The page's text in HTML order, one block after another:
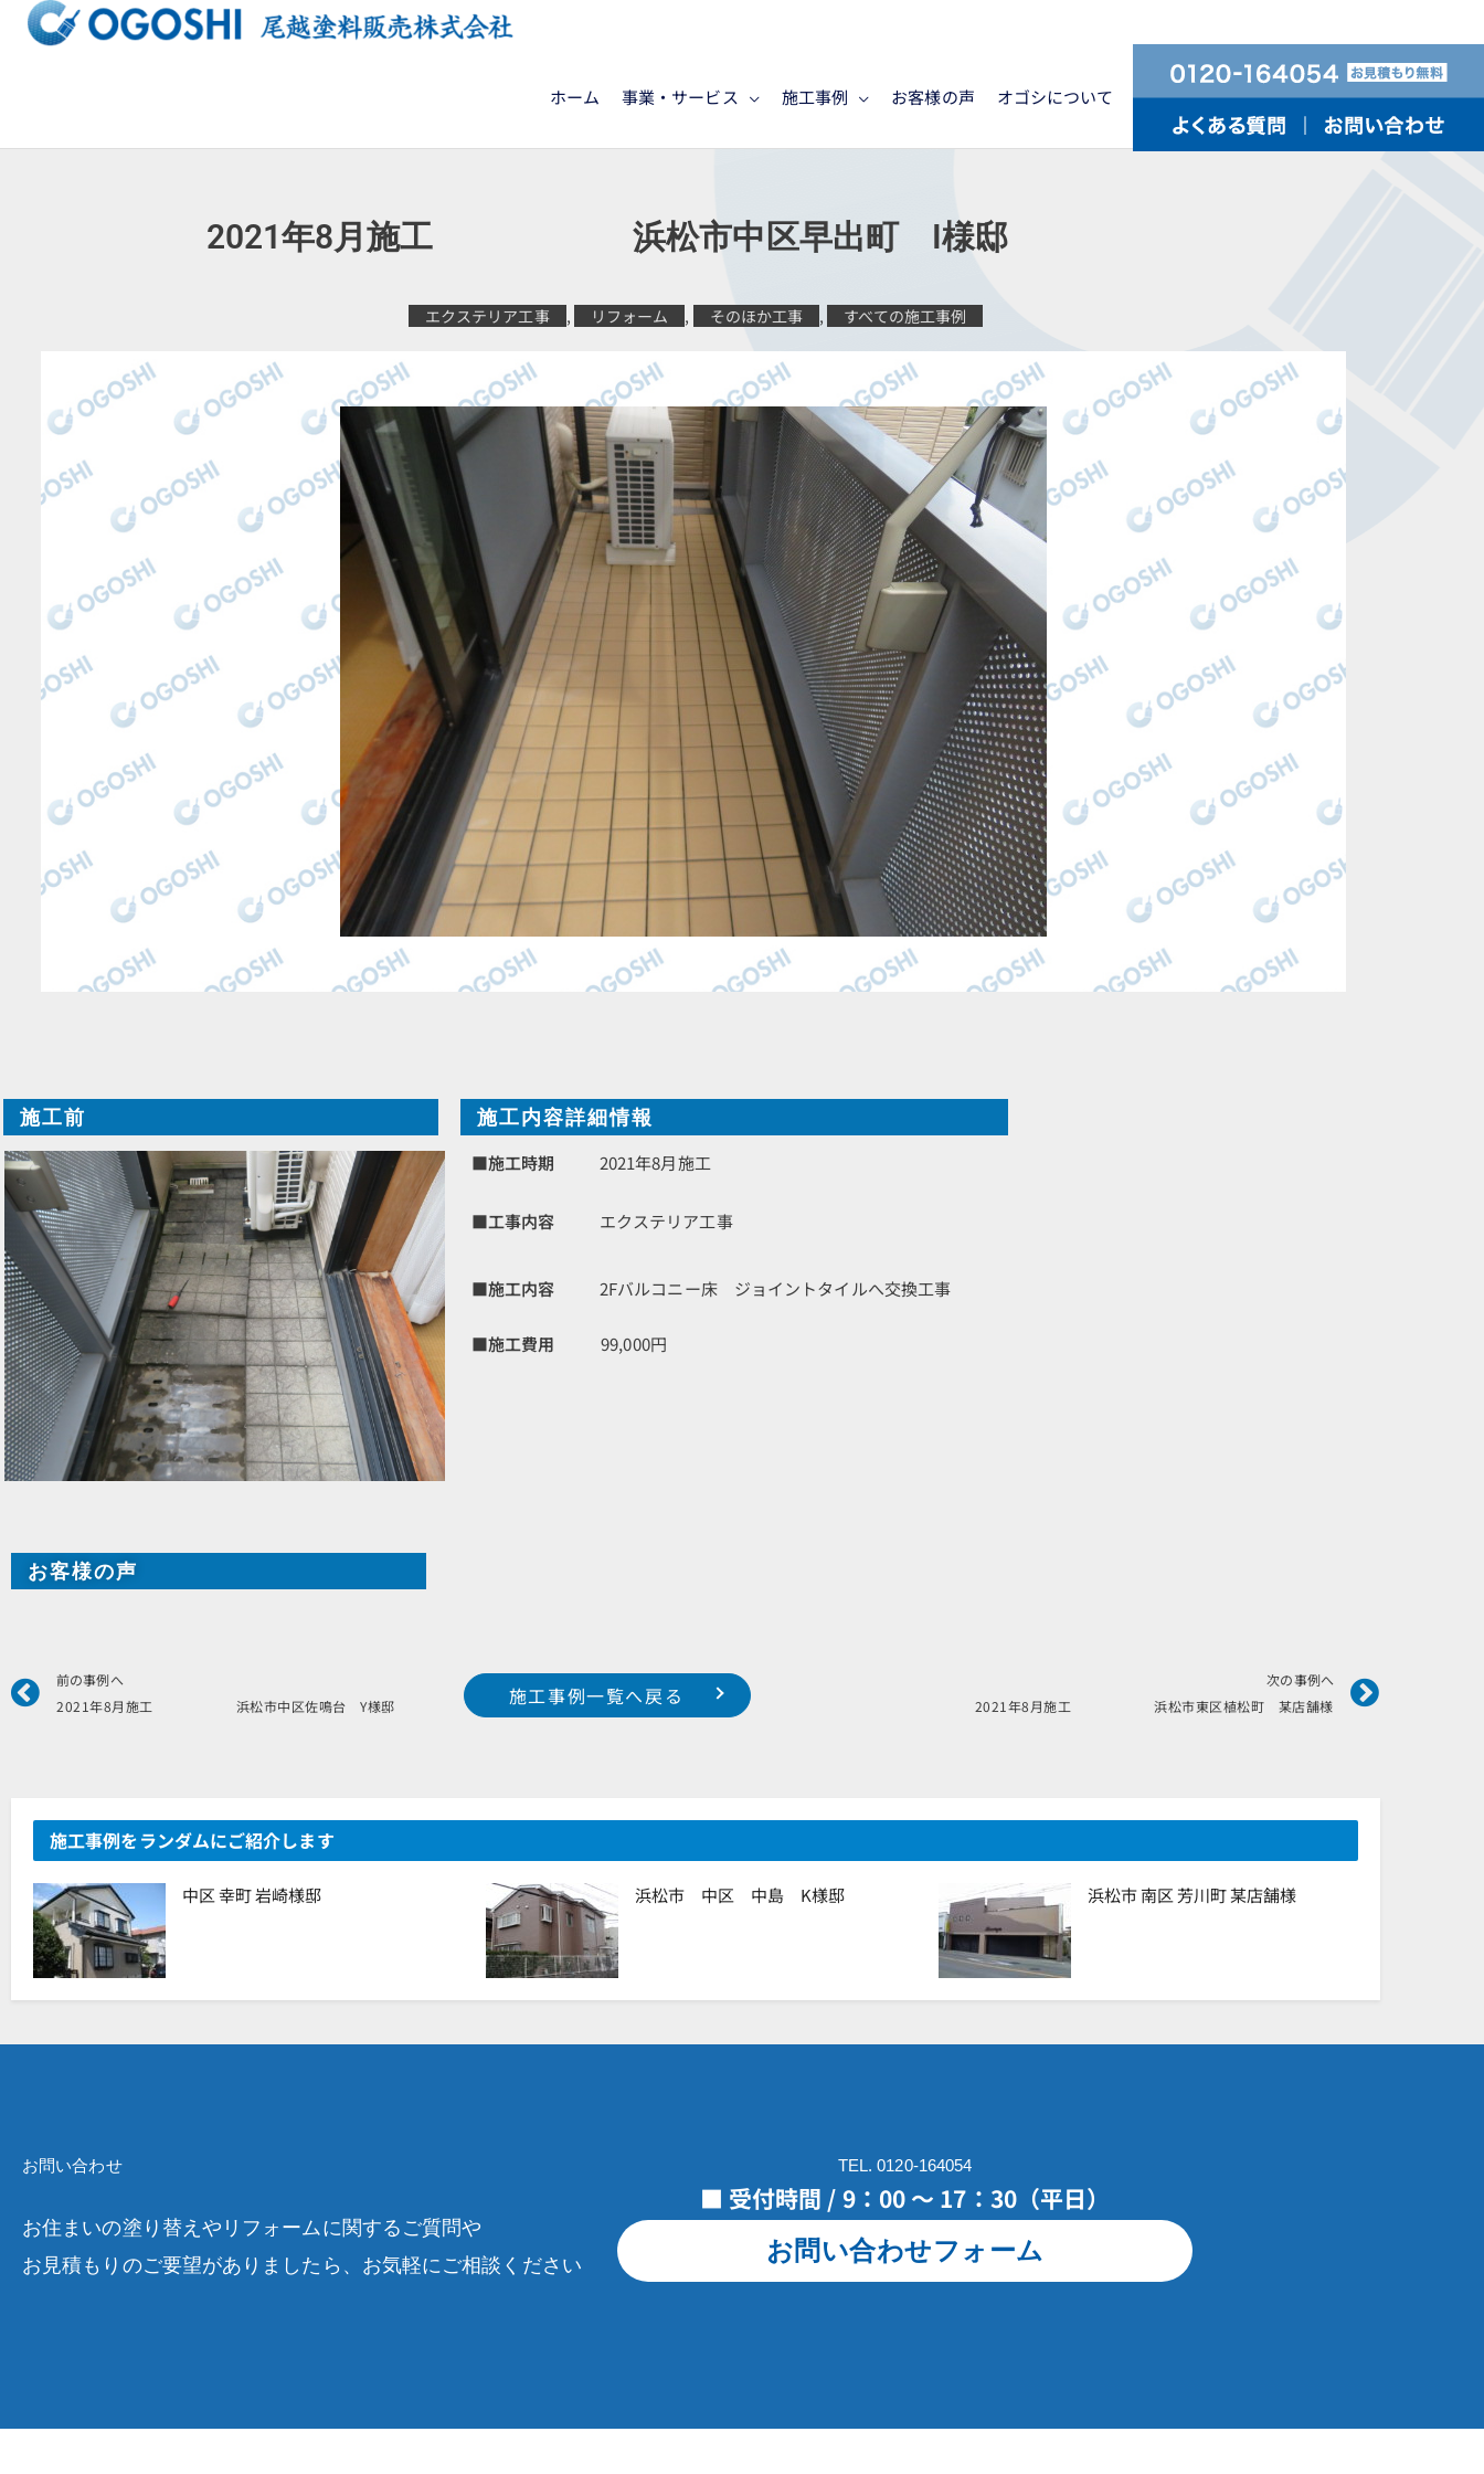
ッ
ホーム 事業・サービス 施工事例 お客様の声 オゴシについて
2021年8月施工 浜松市中区早出町 I様邸
エクステリア工事 , リフォーム , そのほか工事 , すべての施工事例
施工前
施工内容詳細情報
■施工時期
2021年8月施工
■工事内容 エクステリア工事
■施工内容 2Fバルコニー床 ジョイントタイルへ交換工事
■施工費用 99,000円
お客様の声
Prev
前の事例へ
2021年8月施工 浜松市中区佐鳴台 Y様邸
次の事例へ
2021年8月施工 浜松市東区植松町 某店舗様
Next
施工事例一覧へ戻る
施工事例をランダムにご紹介します
中区 幸町 岩崎様邸 浜松市 中区 中島 K様邸 浜松市 南区 芳川町 某店舗様
お問い合わせ
お住まいの塗り替えやリフォームに関するご質問や
お見積もりのご要望がありましたら、お気軽にご相談ください
TEL. 0120-164054
■ 受付時間 / 9：00 ～ 17：30（平日）
お問い合わせフォーム